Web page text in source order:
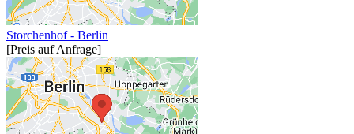
Storchenhof - Berlin
[Preis auf Anfrage]